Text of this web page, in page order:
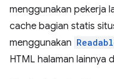
menggunakan pekerja
cache bagian statis
menggunakan
HTML halaman lainnya